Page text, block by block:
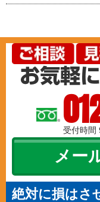
受付時間
メー
絶対に損はさ